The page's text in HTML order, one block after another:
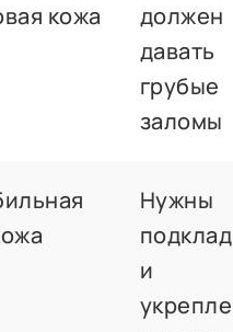
кожа
должен
давать
грубые
заломы
Нужны
и